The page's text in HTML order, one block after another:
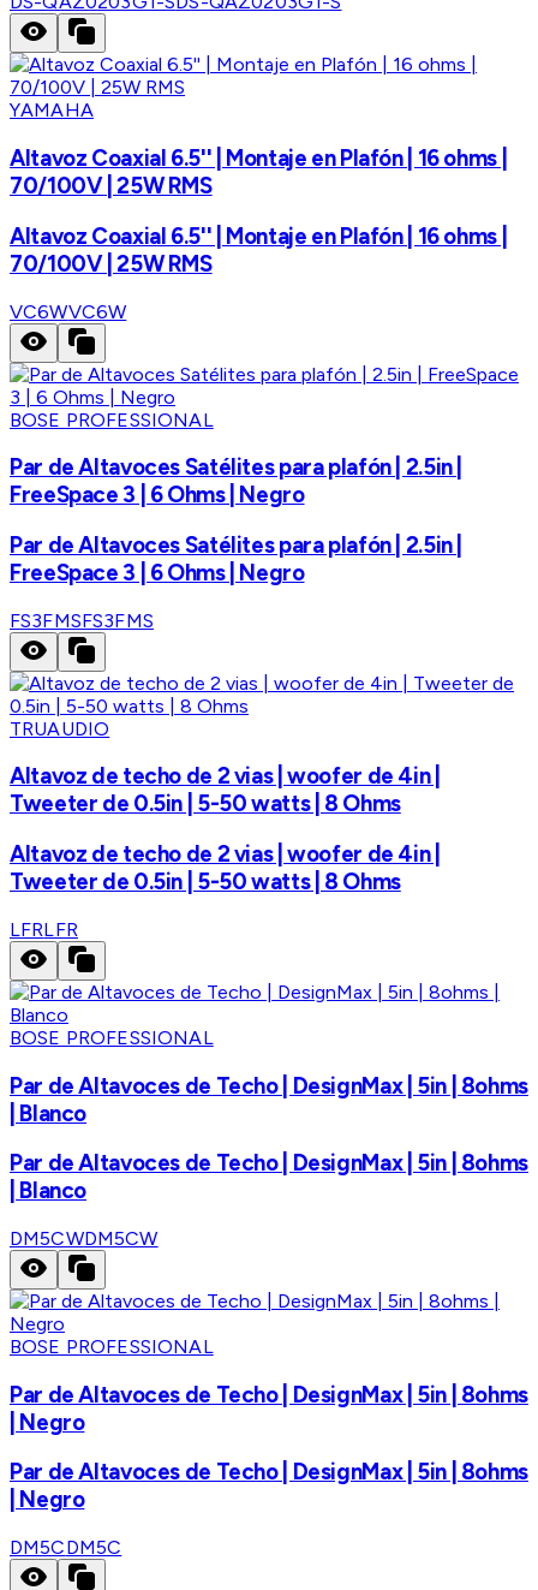
YAMAHA
Altavoz Coaxial 6.5'' | Montaje en Plafón | 16 ohms |
70/100V | 25W RMS
Altavoz Coaxial 6.5'' | Montaje en Plafón | 16 ohms |
70/100V | 25W RMS
VC6WVC6W
BOSE PROFESSIONAL
Par de Altavoces Satélites para plafón | 2.5in |
FreeSpace 3 | 6 Ohms | Negro
Par de Altavoces Satélites para plafón | 2.5in |
FreeSpace 3 | 6 Ohms | Negro
FS3FMSFS3FMS
TRUAUDIO
Altavoz de techo de 2 vias | woofer de 4in |
Tweeter de 0.5in | 5-50 watts | 8 Ohms
Altavoz de techo de 2 vias | woofer de 4in |
Tweeter de 0.5in | 5-50 watts | 8 Ohms
LFRLFR
BOSE PROFESSIONAL
Par de Altavoces de Techo | DesignMax | 5in | 8ohms
| Blanco
Par de Altavoces de Techo | DesignMax | 5in | 8ohms
| Blanco
DM5CWDM5CW
BOSE PROFESSIONAL
Par de Altavoces de Techo | DesignMax | 5in | 8ohms
| Negro
Par de Altavoces de Techo | DesignMax | 5in | 8ohms
| Negro
DM5CDM5C